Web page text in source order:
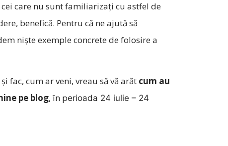
care nu sunt familiarizați cu astfel de
benefică. Pentru că ne ajută să
niște exemple concrete de folosire a
fac, cum ar veni, vreau să vă arăt cum au
pe blog, în perioada 24 iulie – 24